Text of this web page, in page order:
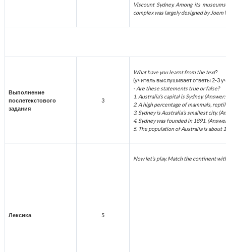
Viscount Sydney. Among its
complex was largely designed by Joem
Выполнение
послетекстового
задания
3
What have you learnt from the text?
(учитель выслушивает ответы 2-3
- Are these statements true or false?
1. Australia’s capital is Sydney.
2. A high percentage of mammals,
3. Sydney is Australia’s smallest city.
4. Sydney was founded in 1891.
5. The population of Australia is about
Лексика 5
Now let’s play. Match the continent